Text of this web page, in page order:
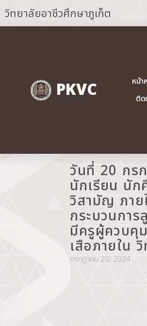
วิทยาลัยอาชีวศึกษาภูเก็ต
PKVC หน้า
ติด
วันที่ 20 กร
นักเรียน นัก
วิสามัญ ภาย
กระบวนกา
มีครูผู้ควบคุ
เสือภายใน
กรกฎาคม 20, 2024